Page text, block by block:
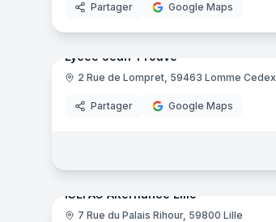
Partager Google Maps
Enseignement Scolaire
Lycée Jean-Prouvé
2 Rue de Lompret, 59463 Lomme Cedex
Partager Google Maps
Formation Professionnelle
ISEFAC Alternance Lille
7 Rue du Palais Rihour, 59800 Lille